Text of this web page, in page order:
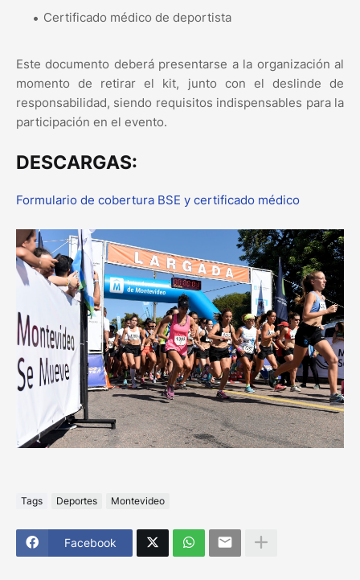
Certificado médico de deportista
Este documento deberá presentarse a la organización al
momento de retirar el kit, junto con el deslinde de
responsabilidad, siendo requisitos indispensables para la
participación en el evento.
DESCARGAS:
Formulario de cobertura BSE y certificado médico
Tags Deportes Montevideo
Facebook